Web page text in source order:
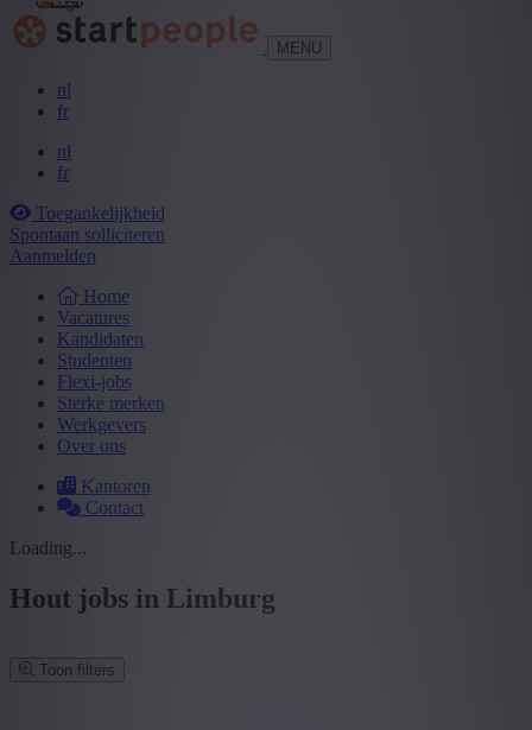
MENU
nl
fr
nl
fr
Toegankelijkheid
Spontaan solliciteren
Aanmelden
Home
Vacatures
Kandidaten
Studenten
Flexi-jobs
Sterke merken
Werkgevers
Over ons
Kantoren
Contact
Loading...
Hout jobs in Limburg
Toon filters